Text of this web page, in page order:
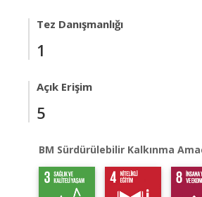
Tez Danışmanlığı
1
Açık Erişim
5
BM Sürdürülebilir Kalkınma